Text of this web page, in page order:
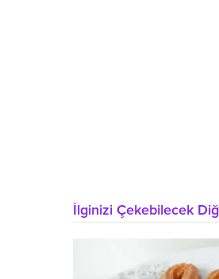
İlginizi Çekebilecek